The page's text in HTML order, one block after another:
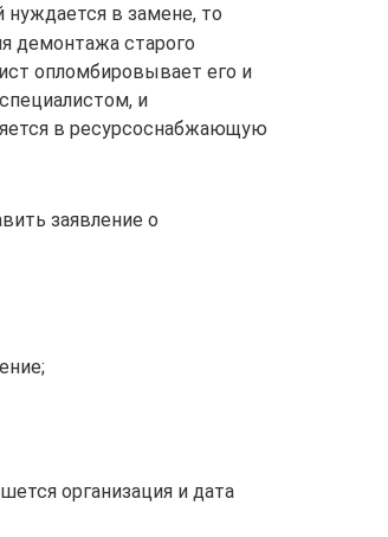
в замене, то
демонтажа старого
опломбировывает его и
и
в ресурсоснабжающую
заявление о
организация и дата